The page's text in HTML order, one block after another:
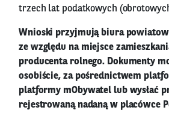
trzech lat podatkowych
Wnioski przyjmują biura
ze względu na miejsce
producenta rolnego. Dokumenty
osobiście, za pośrednictwem
platformy mObywatel lub wysłać
rejestrowaną nadaną w placówce